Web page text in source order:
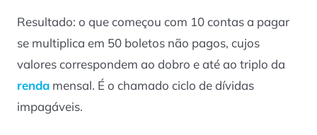
Resultado: o que começou com 10 contas a pagar
se multiplica em 50 boletos não pagos, cujos
valores correspondem ao dobro e até ao triplo da
renda mensal. É o chamado ciclo de dívidas
impagáveis.